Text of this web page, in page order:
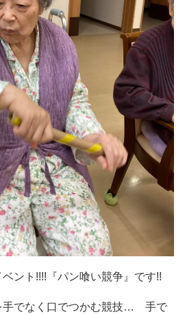
ント!!!!『パン喰い競争』です!!
手でなく口でつかむ競技… 手で